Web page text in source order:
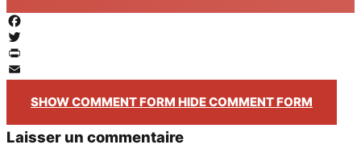
Facebook
Twitter
PrintFriendly
Email
SHOW COMMENT FORM HIDE COMMENT FORM
Laisser un commentaire